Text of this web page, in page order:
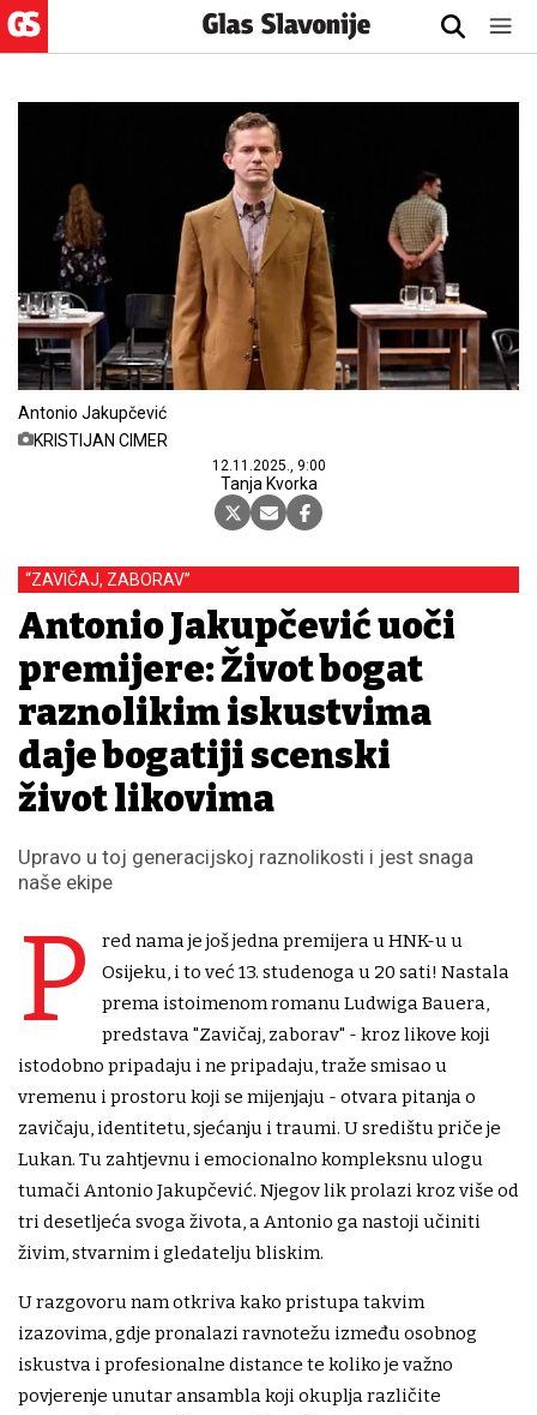
Antonio Jakupčević
KRISTIJAN CIMER
12.11.2025., 9:00
Tanja Kvorka
“ZAVIČAJ, ZABORAV”
Antonio Jakupčević uoči
premijere: Život bogat
raznolikim iskustvima
daje bogatiji scenski
život likovima
Upravo u toj generacijskoj raznolikosti i jest snaga
naše ekipe
P
red nama je još jedna premijera u HNK-u u
Osijeku, i to već 13. studenoga u 20 sati! Nastala
prema istoimenom romanu Ludwiga Bauera,
predstava "Zavičaj, zaborav" - kroz likove koji
istodobno pripadaju i ne pripadaju, traže smisao u
vremenu i prostoru koji se mijenjaju - otvara pitanja o
zavičaju, identitetu, sjećanju i traumi. U središtu priče je
Lukan. Tu zahtjevnu i emocionalno kompleksnu ulogu
tumači Antonio Jakupčević. Njegov lik prolazi kroz više od
tri desetljeća svoga života, a Antonio ga nastoji učiniti
živim, stvarnim i gledatelju bliskim.
U razgovoru nam otkriva kako pristupa takvim
izazovima, gdje pronalazi ravnotežu između osobnog
iskustva i profesionalne distance te koliko je važno
povjerenje unutar ansambla koji okuplja različite